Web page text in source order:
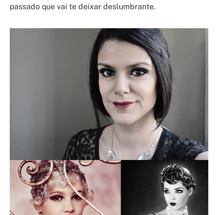
passado que vai te deixar deslumbrante.